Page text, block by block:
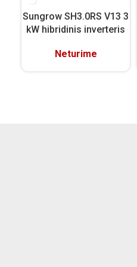
Sungrow SH3.0RS V13 3
kW hibridinis inverteris
Neturime